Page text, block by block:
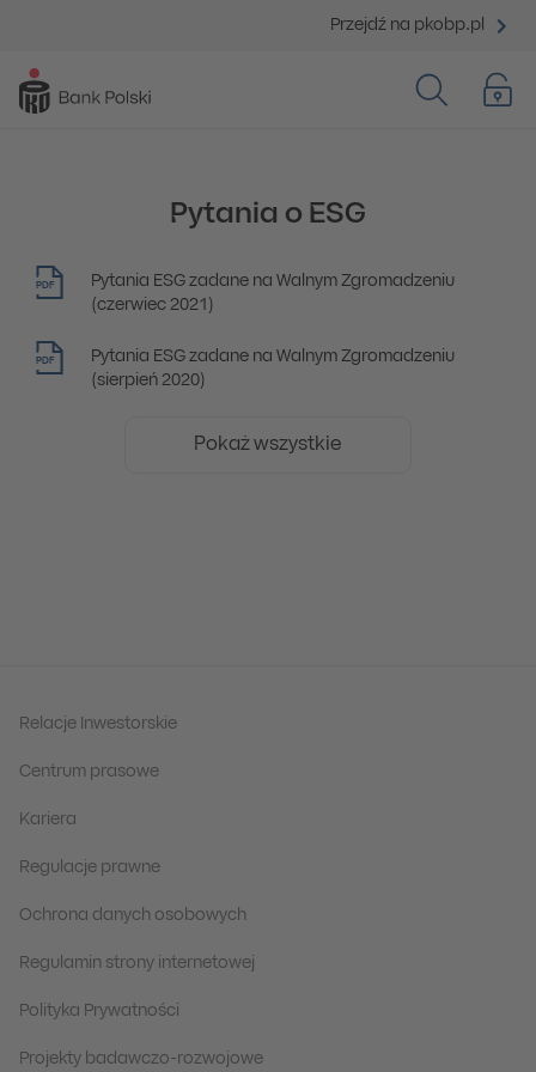
Przejdź na pkobp.pl
Pytania o ESG
PDF
Pytania ESG zadane na Walnym Zgromadzeniu
(czerwiec 2021)
PDF
Pytania ESG zadane na Walnym Zgromadzeniu
(sierpień 2020)
Pokaż wszystkie
Relacje Inwestorskie
Centrum prasowe
Kariera
Regulacje prawne
Ochrona danych osobowych
Regulamin strony internetowej
Polityka Prywatności
Projekty badawczo-rozwojowe